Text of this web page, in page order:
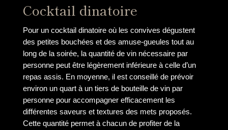
Cocktail dinatoire
Pour un cocktail dinatoire où les convives dégustent
des petites bouchées et des amuse-gueules tout au
long de la soirée, la quantité de vin nécessaire par
personne peut être légèrement inférieure à celle d’un
repas assis. En moyenne, il est conseillé de prévoir
environ un quart à un tiers de bouteille de vin par
personne pour accompagner efficacement les
différentes saveurs et textures des mets proposés.
Cette quantité permet à chacun de profiter de la